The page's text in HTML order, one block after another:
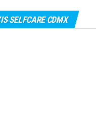
SELFCARE CDMX